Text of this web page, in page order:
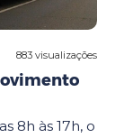
883 visualizações
8h às 17h, o